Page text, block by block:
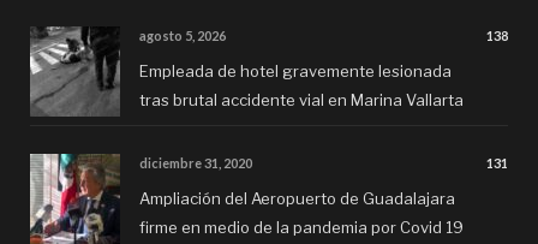
agosto 5, 2026 138
Empleada de hotel gravemente lesionada
tras brutal accidente vial en Marina Vallarta
diciembre 31, 2020 131
Ampliación del Aeropuerto de Guadalajara
firme en medio de la pandemia por Covid 19